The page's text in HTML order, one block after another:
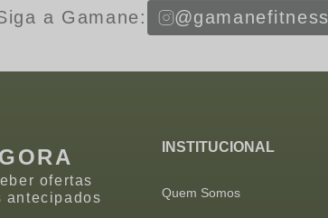
a Gamane: @gamanefitness
ofertas
antecipados
INSTITUCIONAL
Quem Somos